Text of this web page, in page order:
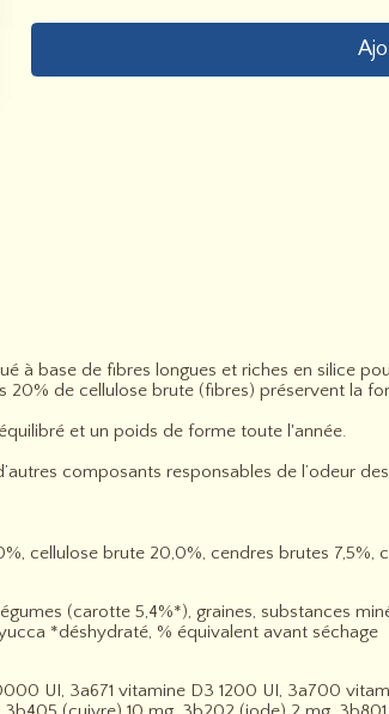
à base de fibres longues et riches en silice
20% de cellulose brute (fibres) préservent la
et un poids de forme toute l'année.
composants responsables de l’odeur
cellulose brute 20,0%, cendres brutes 7,5%,
(carotte 5,4%*), graines, substances
*déshydraté, % équivalent avant séchage
UI, 3a671 vitamine D3 1200 UI, 3a700